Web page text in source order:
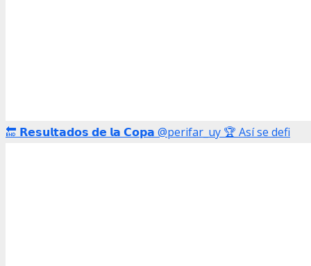
🔚 𝗥𝗲𝘀𝘂𝗹𝘁𝗮𝗱𝗼𝘀 𝗱𝗲 𝗹𝗮 𝗖𝗼𝗽𝗮 @perifar_uy 🏆 Así se defi